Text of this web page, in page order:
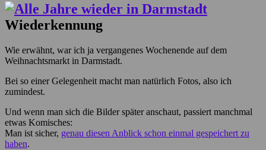
Wiederkennung
Wie erwähnt, war ich ja vergangenes Wochenende auf dem
Weihnachtsmarkt in Darmstadt.
Bei so einer Gelegenheit macht man natürlich Fotos, also ich
zumindest.
Und wenn man sich die Bilder später anschaut, passiert manchmal
etwas Komisches:
Man ist sicher, genau diesen Anblick schon einmal gespeichert zu
haben.